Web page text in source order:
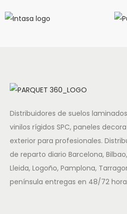
Distribuidores de suelos
vinilos rígidos SPC, paneles
exterior para profesionales.
de reparto diario Barcelona,
Lleida, Logoño, Pamplona,
península entregas en 48/72